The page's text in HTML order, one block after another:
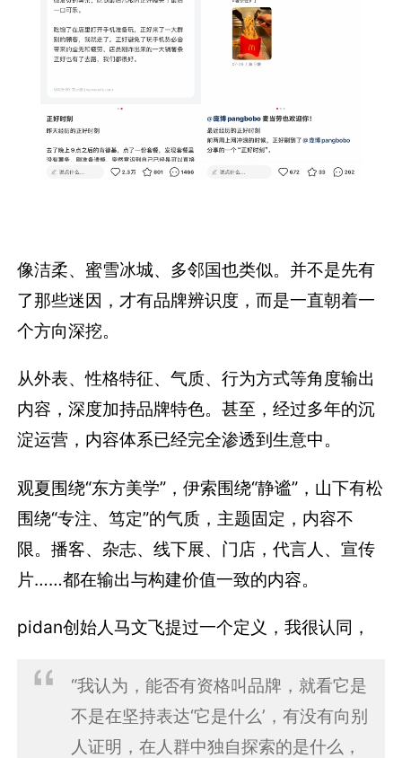
像洁柔、蜜雪冰城、多邻国也类似。并不是先有
了那些迷因，才有品牌辨识度，而是一直朝着一
个方向深挖。
从外表、性格特征、气质、行为方式等角度输出
内容，深度加持品牌特色。甚至，经过多年的沉
淀运营，内容体系已经完全渗透到生意中。
观夏围绕“东方美学”，伊索围绕“静谧”，山下有松
围绕“专注、笃定”的气质，主题固定，内容不
限。播客、杂志、线下展、门店，代言人、宣传
片……都在输出与构建价值一致的内容。
pidan创始人马文飞提过一个定义，我很认同，
“我认为，能否有资格叫品牌，就看它是
不是在坚持表达‘它是什么’，有没有向别
人证明，在人群中独自探索的是什么，